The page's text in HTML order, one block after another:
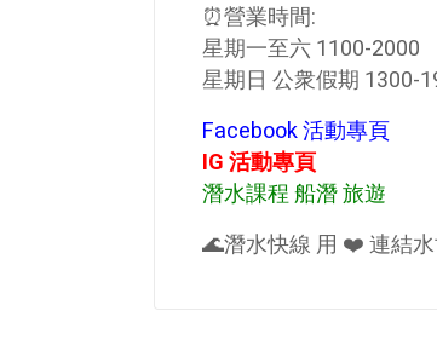
⏰營業時間:
星期一至六 1100-2000
星期日 公衆假期 1300-
Facebook 活動專頁
IG 活動專頁
潛水課程 船潛 旅遊
🌊潛水快線 用 ❤️ 連結